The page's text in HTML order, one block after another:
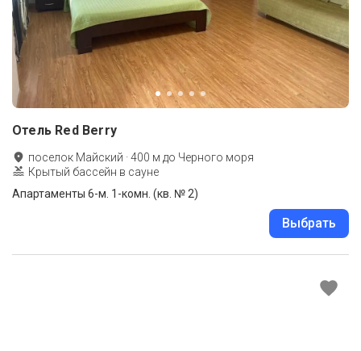
Отель Red Berry
поселок Майский ·400 м до Черного моря
Крытый бассейн в сауне
Апартаменты 6-м. 1-комн. (кв. № 2)
Выбрать